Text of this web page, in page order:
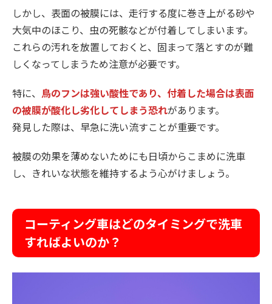
しかし、表面の被膜には、走行する度に巻き上がる砂や
大気中のほこり、虫の死骸などが付着してしまいます。
これらの汚れを放置しておくと、固まって落とすのが難
しくなってしまうため注意が必要です。
特に、 鳥のフンは強い酸性であり、付着した場合は表面
の被膜が酸化し劣化してしまう恐れがあります。
発見した際は、早急に洗い流すことが重要です。
被膜の効果を薄めないためにも日頃からこまめに洗車
し、きれいな状態を維持するよう心がけましょう。
コーティング車はどのタイミングで洗車
すればよいのか？